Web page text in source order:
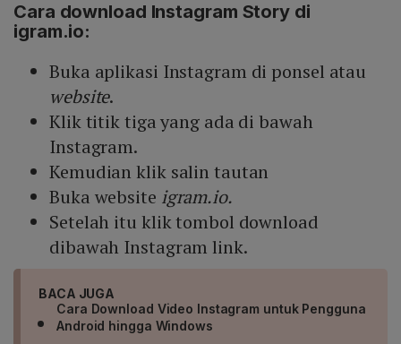
Cara download Instagram Story di
igram.io:
Buka aplikasi Instagram di ponsel atau
website.
Klik titik tiga yang ada di bawah
Instagram.
Kemudian klik salin tautan
Buka website igram.io.
Setelah itu klik tombol download
dibawah Instagram link.
BACA JUGA
Cara Download Video Instagram untuk Pengguna
Android hingga Windows